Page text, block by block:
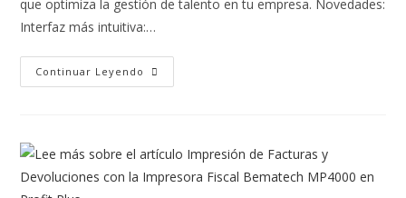
que optimiza la gestión de talento en tu empresa. Novedades:
Interfaz más intuitiva:…
Continuar Leyendo